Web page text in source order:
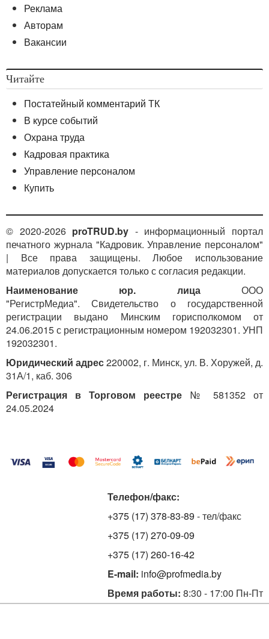
Реклама
Авторам
Вакансии
Читайте
Постатейный комментарий ТК
В курсе событий
Охрана труда
Кадровая практика
Управление персоналом
Купить
© 2020-2026 proTRUD.by - информационный портал
печатного журнала "Кадровик. Управление персоналом"
| Все права защищены. Любое использование
материалов допускается только с согласия редакции.
Наименование юр. лицаООО
"РегистрМедиа". Свидетельство о государственной
регистрации выдано Минским горисполкомом от
24.06.2015 с регистрационным номером 192032301. УНП
192032301.
Юридический адрес220002, г. Минск, ул. В. Хоружей, д.
31А/1, каб. 306
Регистрация в Торговом реестре № 581352 от
24.05.2024
Телефон/факс:
+375 (17) 378-83-89 - тел/факс
+375 (17) 270-09-09
+375 (17) 260-16-42
E-mail: info@profmedia.by
Время работы: 8:30 - 17:00 Пн-Пт